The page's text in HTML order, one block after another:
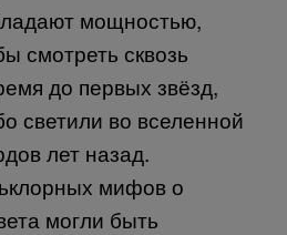
мощностью,
смотреть сквозь
до первых звёзд,
светили во вселенной
лет назад.
мифов о
могли быть